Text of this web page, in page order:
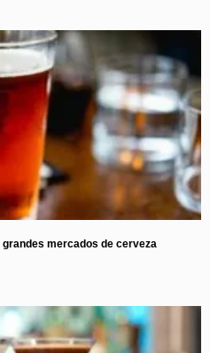
mercados de cerveza